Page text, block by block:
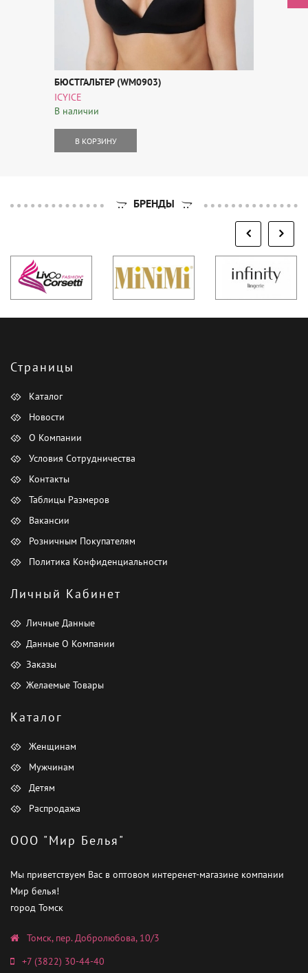
БЮСТГАЛЬТЕР (WM0903)
ICYICE
В наличии
В КОРЗИНУ
БРЕНДЫ
Страницы
Каталог
Новости
О Компании
Условия Сотрудничества
Контакты
Таблицы Размеров
Вакансии
Розничным Покупателям
Политика Конфиденциальности
Личный Кабинет
Личные Данные
Данные О Компании
Заказы
Желаемые Товары
Каталог
Женщинам
Мужчинам
Детям
Распродажа
ООО "Мир Белья"
Мы приветствуем Вас в оптовом интеренет-магазине компании
Мир белья!
город Томск
Томск, пер. Добролюбова, 10/3
+7 (3822) 30-44-40